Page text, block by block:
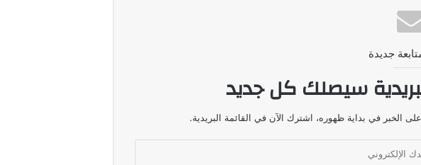
جديدة
سيصلك كل جديد
الخبر في بداية ظهوره، اشترك الآن في القائمة البريدية.